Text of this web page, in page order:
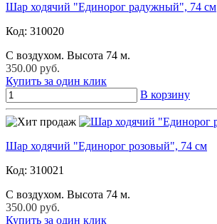
Шар ходячий "Единорог радужный", 74 см
Код: 310020
С воздухом. Высота 74 м.
350.00 руб.
Купить за один клик
В корзину
Шар ходячий "Единорог розовый", 74 см
Код: 310021
С воздухом. Высота 74 м.
350.00 руб.
Купить за один клик